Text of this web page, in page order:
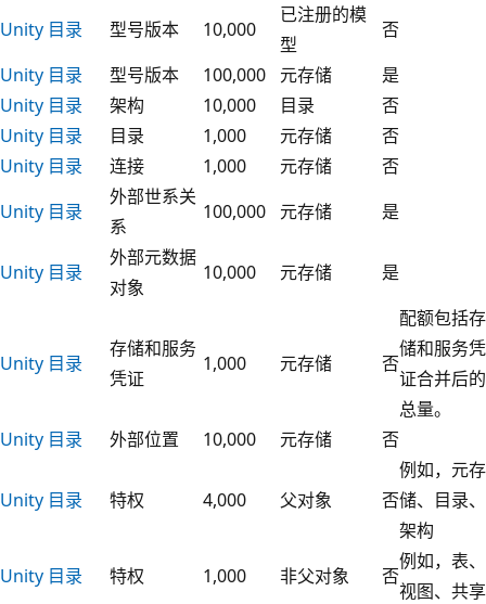
Unity 目录 型号版本 10,000
已注册的模
型
否
Unity 目录
型号版本 100,000 元存储
是
Unity 目录
架构 10,000 目录
否
Unity 目录
目录 1,000 元存储
否
Unity 目录
连接 1,000 元存储
否
Unity 目录
外部世系关
系
100,000 元存储 是
Unity 目录
外部元数据
对象
10,000 元存储 是
Unity 目录
存储和服务
凭证
1,000 元存储 否
配额包括存
储和服务凭
证合并后的
总量。
Unity 目录
外部位置 10,000 元存储 否
Unity 目录 特权 4,000 父对象 否
例如，元存
储、目录、
架构
Unity 目录
特权 1,000 非父对象 否
例如，表、
视图、共享